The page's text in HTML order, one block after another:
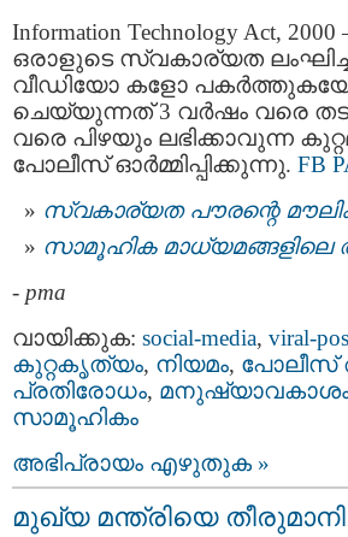
Information Technology Act,
ഒരാളുടെ സ്വകാര്യത
വീഡിയോ കളോ പകർത്തുകയോ
ചെയ്യുന്നത് 3 വർഷം വരെ
വരെ പിഴയും ലഭിക്കാവുന്ന
പോലീസ് ഓർമ്മിപ്പിക്കുന്നു. FB
സ്വകാര്യത പൗരന്റെ
സാമൂഹിക മാധ്യമങ്ങളിലെ
- pma
വായിക്കുക: social-media, viral-
കുറ്റകൃത്യം, നിയമം, പോലീസ്‌
പ്രതിരോധം,
സാമൂഹികം
അഭിപ്രായം എഴുതുക »
മുഖ്യ മന്ത്രിയെ